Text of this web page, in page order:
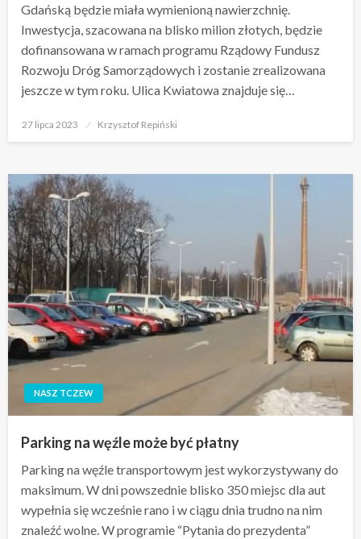
Gdańską będzie miała wymienioną nawierzchnię.
Inwestycja, szacowana na blisko milion złotych, będzie
dofinansowana w ramach programu Rządowy Fundusz
Rozwoju Dróg Samorządowych i zostanie zrealizowana
jeszcze w tym roku. Ulica Kwiatowa znajduje się…
Opublikowane
27 lipca 2023 Krzysztof Repiński
NASZ TCZEW
Parking na węźle może być płatny
Parking na węźle transportowym jest wykorzystywany do
maksimum. W dni powszednie blisko 350 miejsc dla aut
wypełnia się wcześnie rano i w ciągu dnia trudno na nim
znaleźć wolne. W programie “Pytania do prezydenta”